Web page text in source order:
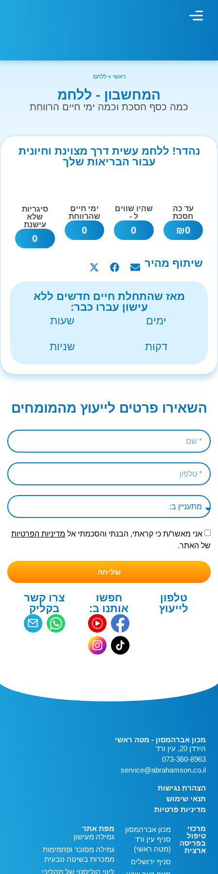
ראשי »ללחמ
המחשבון - ללחמ
כמה כסף חסכת וכמה ימי חיים הרווחת
נהדר! ללחמ עשית דרך מצוינת וחיונית
עבור הבריאות שלך
עד כה
חסכת
0
₪
שהיו שווים
ל -
0
ימי חיים
שהרווחת
0
סיגריות
שלא
עישנת
0
שיתוף מהיר
מאז שהתחלת חיים חדשים ללא
עישון עברו כבר:
ימים
שעות
דקות שניות
השאירו פרטים לייעוץ מהמומחים
אני מאשר/ת כי קראתי, הבנתי והסכמתי אל מדיניות הפרטיות
של האתר.
שליחה
טלפון
לייעוץ
חפשו
אותנו ב:
צרו קשר
בקליק
מכון אברהמסון - מטה ראשי
הירדן 20, עין ורד
073-360-8963
service@abrahamson.co.il
הצהרת נגישות
תנאי שימוש
מדיניות פרטיות
מרכזי
טיפול
בפריסה
ארצית
מכון אברהמסון
סניף עין ורד
(מטה ראשי)
סניף ירושלים
מפת אתר
גמילה מעישון
גמילה מסוכר ופחמימות
ממכרות בשיטה טבעית
ליווי הוליסטי של תהליכי